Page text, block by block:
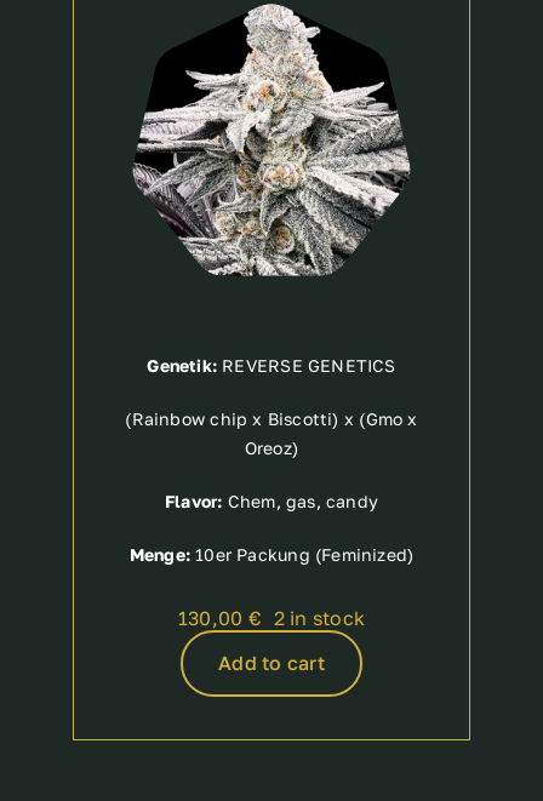
Genetik: REVERSE GENETICS
(Rainbow chip x Biscotti) x (Gmo x
Oreoz)
Flavor: Chem, gas, candy
Menge: 10er Packung (Feminized)
130,00 € 2 in stock
Add to cart